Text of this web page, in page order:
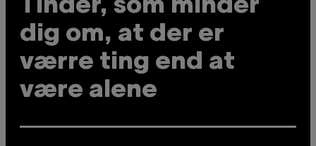
Tinder, som minder
dig om, at der er
værre ting end at
være alene